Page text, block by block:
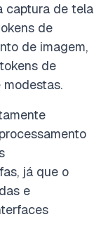
captura de tela
de
de imagem,
de
já que o
e